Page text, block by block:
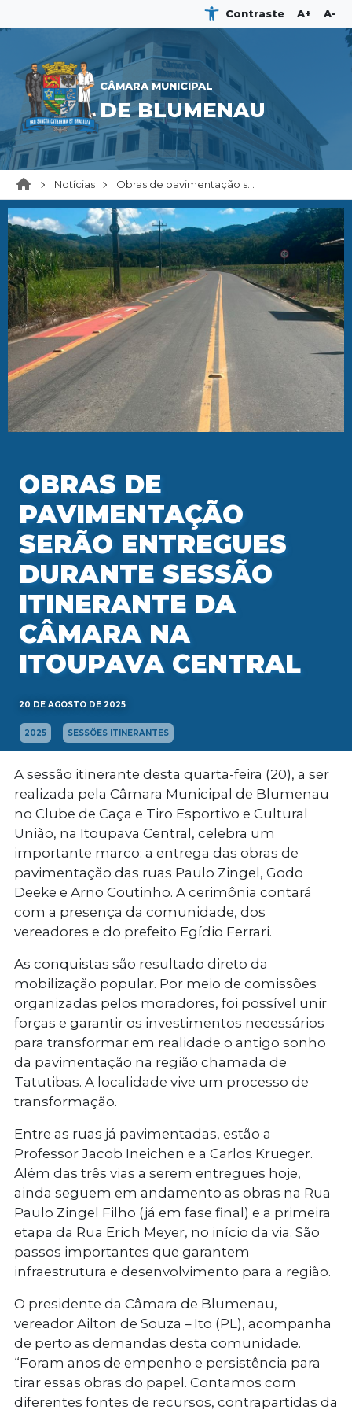
Contraste A+ A-
CÂMARA MUNICIPAL
DE BLUMENAU
Notícias Obras de pavimentação s...
OBRAS DE
PAVIMENTAÇÃO
SERÃO ENTREGUES
DURANTE SESSÃO
ITINERANTE DA
CÂMARA NA
ITOUPAVA CENTRAL
20 DE AGOSTO DE 2025
2025 SESSÕES ITINERANTES
A sessão itinerante desta quarta-feira (20), a ser
realizada pela Câmara Municipal de Blumenau
no Clube de Caça e Tiro Esportivo e Cultural
União, na Itoupava Central, celebra um
importante marco: a entrega das obras de
pavimentação das ruas Paulo Zingel, Godo
Deeke e Arno Coutinho. A cerimônia contará
com a presença da comunidade, dos
vereadores e do prefeito Egídio Ferrari.
As conquistas são resultado direto da
mobilização popular. Por meio de comissões
organizadas pelos moradores, foi possível unir
forças e garantir os investimentos necessários
para transformar em realidade o antigo sonho
da pavimentação na região chamada de
Tatutibas. A localidade vive um processo de
transformação.
Entre as ruas já pavimentadas, estão a
Professor Jacob Ineichen e a Carlos Krueger.
Além das três vias a serem entregues hoje,
ainda seguem em andamento as obras na Rua
Paulo Zingel Filho (já em fase final) e a primeira
etapa da Rua Erich Meyer, no início da via. São
passos importantes que garantem
infraestrutura e desenvolvimento para a região.
O presidente da Câmara de Blumenau,
vereador Ailton de Souza – Ito (PL), acompanha
de perto as demandas desta comunidade.
“Foram anos de empenho e persistência para
tirar essas obras do papel. Contamos com
diferentes fontes de recursos, contrapartidas da